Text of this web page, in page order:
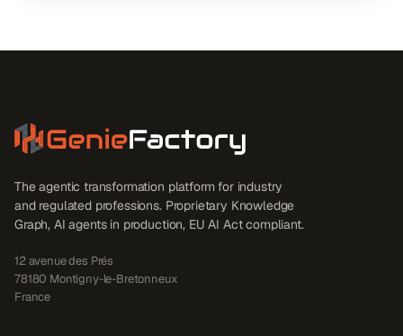
The agentic transformation platform for industry
and regulated professions. Proprietary Knowledge
Graph, AI agents in production, EU AI Act compliant.
12 avenue des Prés
78180 Montigny-le-Bretonneux
France